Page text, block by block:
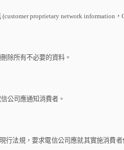
(customer proprietary network information ，
除所有不必要的資料。
公司應通知消費者。
行法規，要求電信公司應就其實施消費